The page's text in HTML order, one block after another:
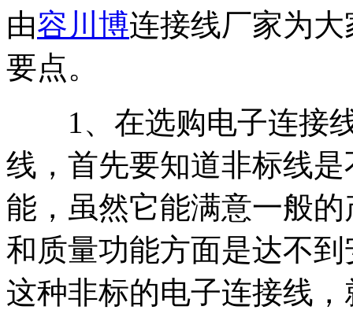
由容川博连接线厂家为
要点。
1、在选购电子连接线
线，首先要知道非标线
能，虽然它能满意一般
和质量功能方面是达不
这种非标的电子连接线